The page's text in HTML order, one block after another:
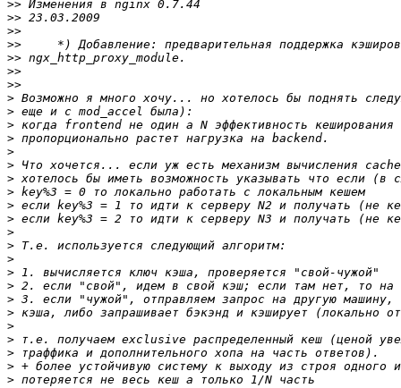
>>
>>
>>
>>
>>
>>
>>
>
>
>
>
>
>
>
>
>
>
>
>
>
>
>
>
>
>
>
>
>
>